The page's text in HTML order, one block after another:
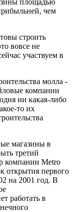
чем
строить
вовсе не
участвуем в
молла -
компании
ни какая-либо
то их
магазины в
третий
компании Metro
открытия первого
на 2001 год. В
работать в